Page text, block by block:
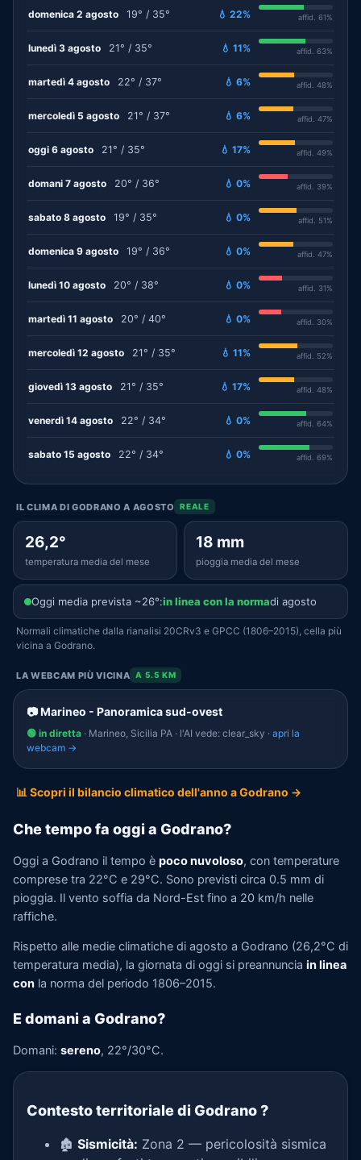
domenica 2 agosto 19° / 35° 💧 22% affid. 61%
lunedì 3 agosto 21° / 35° 💧 11% affid. 63%
martedì 4 agosto 22° / 37° 💧 6% affid. 48%
mercoledì 5 agosto 21° / 37° 💧 6% affid. 47%
oggi 6 agosto 21° / 35° 💧 17% affid. 49%
domani 7 agosto 20° / 36° 💧 0% affid. 39%
sabato 8 agosto 19° / 35° 💧 0% affid. 51%
domenica 9 agosto 19° / 36° 💧 0% affid. 47%
lunedì 10 agosto 20° / 38° 💧 0% affid. 31%
martedì 11 agosto 20° / 40° 💧 0% affid. 30%
mercoledì 12 agosto 21° / 35° 💧 11% affid. 52%
giovedì 13 agosto 21° / 35° 💧 17% affid. 48%
venerdì 14 agosto 22° / 34° 💧 0% affid. 64%
sabato 15 agosto 22° / 34° 💧 0% affid. 69%
IL CLIMA DI GODRANO A AGOSTO REALE
26,2°
temperatura media del mese
18 mm
pioggia media del mese
Oggi media prevista ~26°:in linea con la normadi agosto
Normali climatiche dalla rianalisi 20CRv3 e GPCC (1806–2015), cella più
vicina a Godrano.
LA WEBCAM PIÙ VICINA A 5.5 KM
📷 Marineo - Panoramica sud-ovest
🟢 in diretta · Marineo, Sicilia PA · l'AI vede: clear_sky · apri la
webcam →
📊 Scopri il bilancio climatico dell'anno a Godrano →
Che tempo fa oggi a Godrano?
Oggi a Godrano il tempo è poco nuvoloso, con temperature
comprese tra 22°C e 29°C. Sono previsti circa 0.5 mm di
pioggia. Il vento soffia da Nord-Est fino a 20 km/h nelle
raffiche.
Rispetto alle medie climatiche di agosto a Godrano (26,2°C di
temperatura media), la giornata di oggi si preannuncia in linea
con la norma del periodo 1806–2015.
E domani a Godrano?
Domani: sereno, 22°/30°C.
Contesto territoriale di Godrano?
🏚️ Sismicità: Zona 2 — pericolosità sismica